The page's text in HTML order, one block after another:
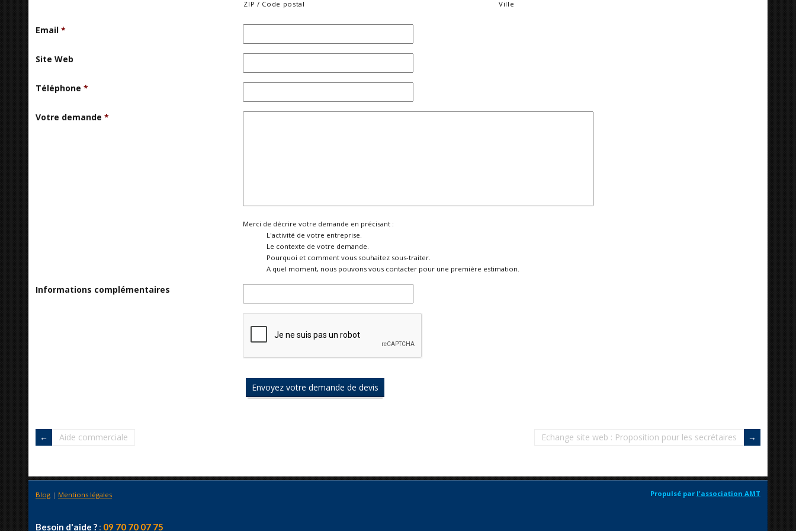
ZIP / Code postal Ville
Email *
Site Web
Téléphone *
Votre demande *
Merci de décrire votre demande en précisant :
L'activité de votre entreprise.
Le contexte de votre demande.
Pourquoi et comment vous souhaitez sous-traiter.
A quel moment, nous pouvons vous contacter pour une première estimation.
Informations complémentaires
Aide commerciale Echange site web : Proposition pour les secrétaires
Blog | Mentions légales
Besoin d'aide ? : 09 70 70 07 75
Propulsé par l'association AMT